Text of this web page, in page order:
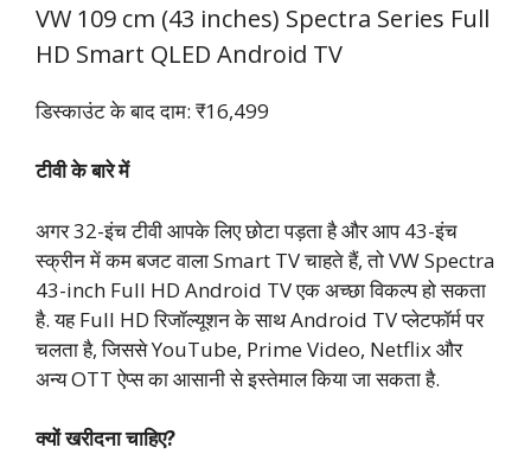
VW 109 cm (43 inches) Spectra Series Full
HD Smart QLED Android TV
डिस्काउंट के बाद दाम: ₹16,499
टीवी के बारे में
अगर 32-इंच टीवी आपके लिए छोटा पड़ता है और आप 43-इंच
स्क्रीन में कम बजट वाला Smart TV चाहते हैं, तो VW Spectra
43-inch Full HD Android TV एक अच्छा विकल्प हो सकता
है. यह Full HD रिजॉल्यूशन के साथ Android TV प्लेटफॉर्म पर
चलता है, जिससे YouTube, Prime Video, Netflix और
अन्य OTT ऐप्स का आसानी से इस्तेमाल किया जा सकता है.
क्यों खरीदना चाहिए?